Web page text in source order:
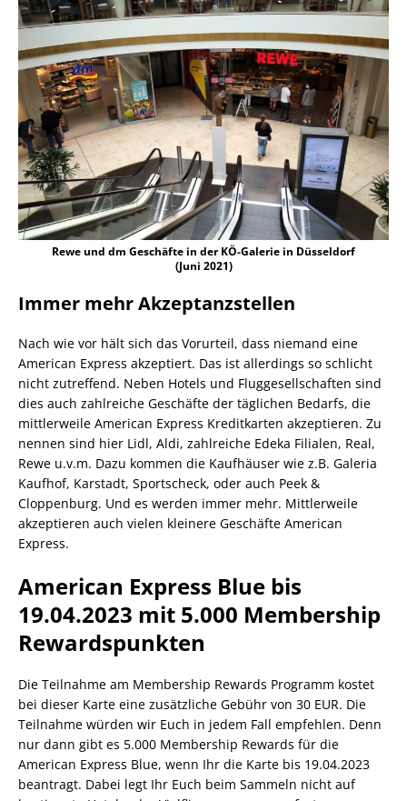
Rewe und dm Geschäfte in der KÖ-Galerie in Düsseldorf
(Juni 2021)
Immer mehr Akzeptanzstellen
Nach wie vor hält sich das Vorurteil, dass niemand eine
American Express akzeptiert. Das ist allerdings so schlicht
nicht zutreffend. Neben Hotels und Fluggesellschaften sind
dies auch zahlreiche Geschäfte der täglichen Bedarfs, die
mittlerweile American Express Kreditkarten akzeptieren. Zu
nennen sind hier Lidl, Aldi, zahlreiche Edeka Filialen, Real,
Rewe u.v.m. Dazu kommen die Kaufhäuser wie z.B. Galeria
Kaufhof, Karstadt, Sportscheck, oder auch Peek &
Cloppenburg. Und es werden immer mehr. Mittlerweile
akzeptieren auch vielen kleinere Geschäfte American
Express.
American Express Blue bis
19.04.2023 mit 5.000 Membership
Rewardspunkten
Die Teilnahme am Membership Rewards Programm kostet
bei dieser Karte eine zusätzliche Gebühr von 30 EUR. Die
Teilnahme würden wir Euch in jedem Fall empfehlen. Denn
nur dann gibt es 5.000 Membership Rewards für die
American Express Blue, wenn Ihr die Karte bis 19.04.2023
beantragt. Dabei legt Ihr Euch beim Sammeln nicht auf